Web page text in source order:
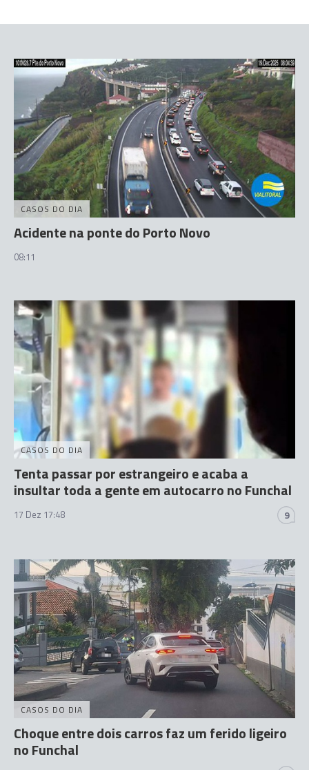
CASOS DO DIA
Acidente na ponte do Porto Novo
08:11
CASOS DO DIA
Tenta passar por estrangeiro e acaba a
insultar toda a gente em autocarro no Funchal
17 Dez 17:48 9
CASOS DO DIA
Choque entre dois carros faz um ferido ligeiro
no Funchal